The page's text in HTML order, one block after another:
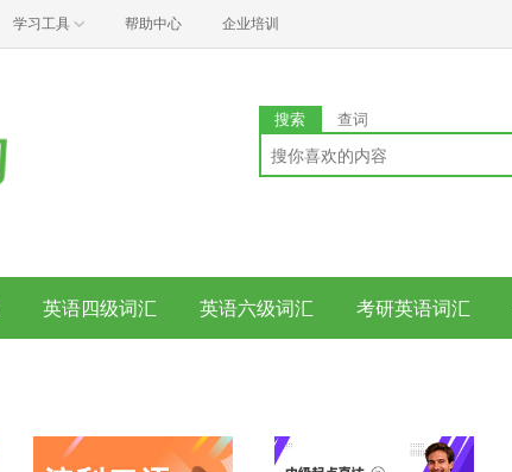
学习工具 帮助中心 企业培训
搜索 查词
英语四级词汇 英语六级词汇 考研英语词汇